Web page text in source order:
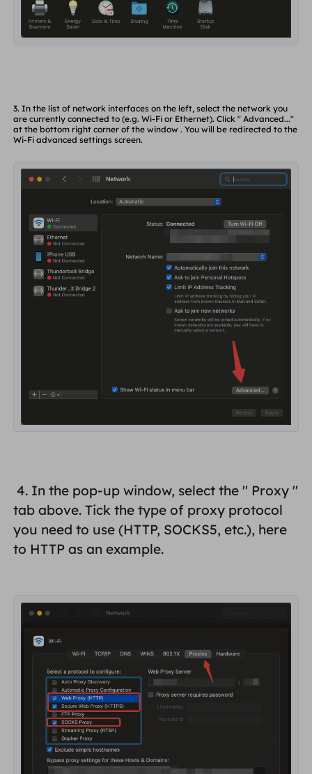
3. In the list of network interfaces on the left, selectthe network you
are currently connected to (e.g. Wi-Fi or Ethernet). Click " Advanced..."
at the bottom right corner of the window. You will be redirected to the
Wi-Fi advanced settings screen.
4. In the pop-up window, select the " Proxy "
tab above.Tick the type of proxy protocol
you need to use (HTTP, SOCKS5, etc.), here
to HTTP as an example.